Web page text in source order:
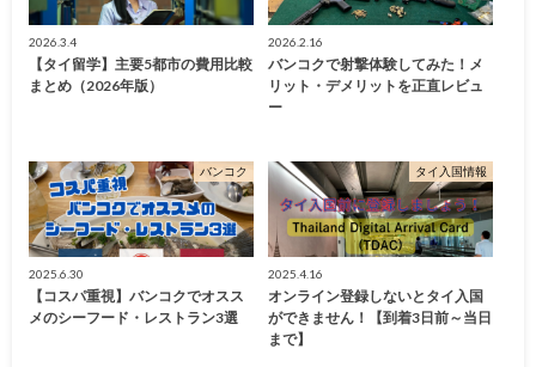
2026.3.4
【タイ留学】主要5都市の費用比較
まとめ（2026年版）
2026.2.16
バンコクで射撃体験してみた！メ
リット・デメリットを正直レビュ
ー
バンコク
2025.6.30
【コスパ重視】バンコクでオスス
メのシーフード・レストラン3選
タイ入国情報
2025.4.16
オンライン登録しないとタイ入国
ができません！【到着3日前～当日
まで】